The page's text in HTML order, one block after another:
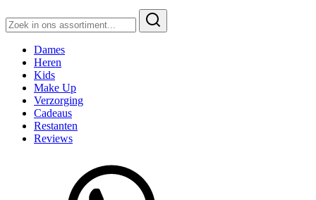
naar:
Dames
Heren
Kids
Make Up
Verzorging
Cadeaus
Restanten
Reviews